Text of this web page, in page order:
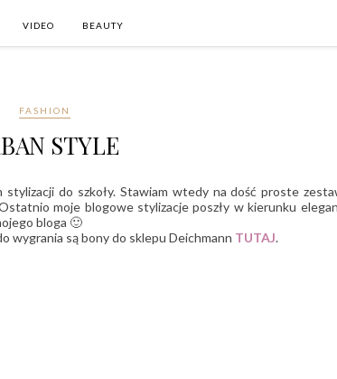
VIDEO BEAUTY
FASHION
STYLE
stylizacji do szkoły. Stawiam wtedy na dość proste
moje blogowe stylizacje poszły w kierunku
bloga 🙂
wygrania są bony do sklepu Deichmann TUTAJ.